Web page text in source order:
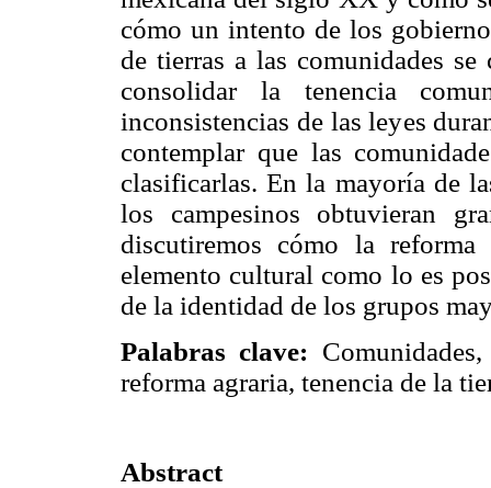
cómo un intento de los
de tierras a las comunidades
consolidar la tenencia
inconsistencias de las leyes
contemplar que las
clasificarlas. En la mayoría de
los campesinos obtuvieran
discutiremos cómo la
elemento cultural como lo es
de la identidad de los grupos
Palabras clave:
reforma agraria, tenencia de la
Abstract